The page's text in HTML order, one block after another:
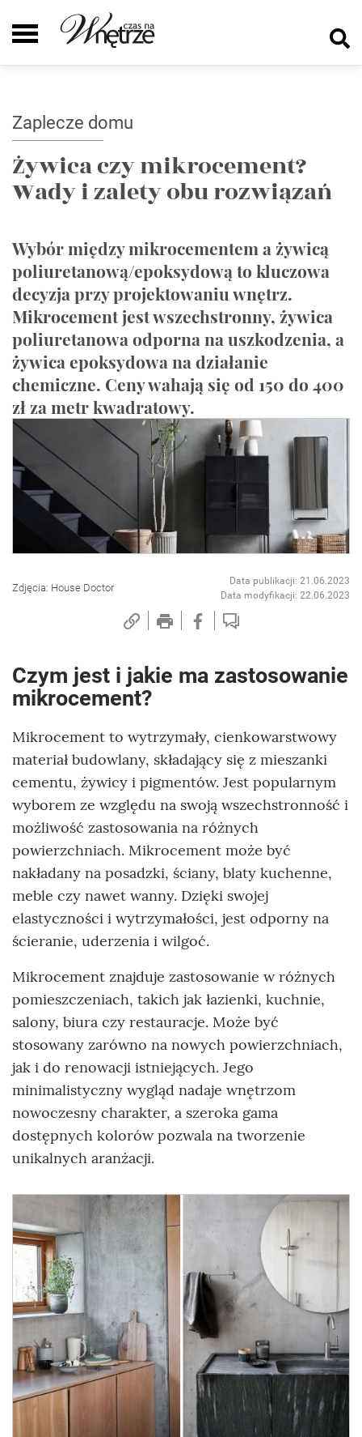
Zaplecze domu
Żywica czy mikrocement?
Wady i zalety obu rozwiązań
Wybór między mikrocementem a żywicą
poliuretanową/epoksydową to kluczowa
decyzja przy projektowaniu wnętrz.
Mikrocement jest wszechstronny, żywica
poliuretanowa odporna na uszkodzenia, a
żywica epoksydowa na działanie
chemiczne. Ceny wahają się od 150 do 400
zł za metr kwadratowy.
Zdjęcia: House Doctor
Data publikacji: 21.06.2023
Data modyfikacji: 22.06.2023
Czym jest i jakie ma zastosowanie
mikrocement?
Mikrocement to wytrzymały, cienkowarstwowy
materiał budowlany, składający się z mieszanki
cementu, żywicy i pigmentów. Jest popularnym
wyborem ze względu na swoją wszechstronność i
możliwość zastosowania na różnych
powierzchniach. Mikrocement może być
nakładany na posadzki, ściany, blaty kuchenne,
meble czy nawet wanny. Dzięki swojej
elastyczności i wytrzymałości, jest odporny na
ścieranie, uderzenia i wilgoć.
Mikrocement znajduje zastosowanie w różnych
pomieszczeniach, takich jak łazienki, kuchnie,
salony, biura czy restauracje. Może być
stosowany zarówno na nowych powierzchniach,
jak i do renowacji istniejących. Jego
minimalistyczny wygląd nadaje wnętrzom
nowoczesny charakter, a szeroka gama
dostępnych kolorów pozwala na tworzenie
unikalnych aranżacji.